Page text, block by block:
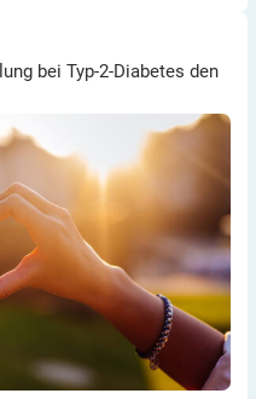
bei Typ-2-Diabetes den
bei Typ-2-Diabetes den